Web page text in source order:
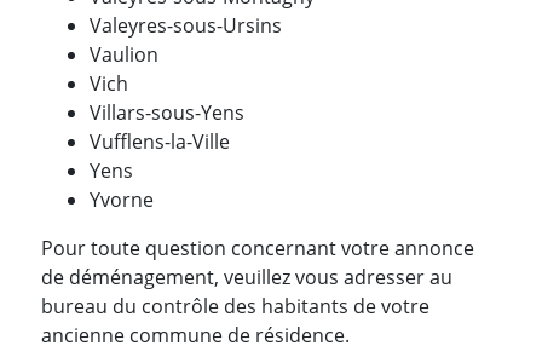
Valeyres-sous-Ursins
Vaulion
Vich
Villars-sous-Yens
Vufflens-la-Ville
Yens
Yvorne
Pour toute question concernant votre annonce
de déménagement, veuillez vous adresser au
bureau du contrôle des habitants de votre
ancienne commune de résidence.